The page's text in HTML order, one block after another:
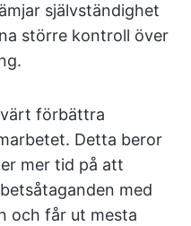
självständighet
större kontroll över
förbättra
Detta beror
mer tid på att
med
och får ut mesta